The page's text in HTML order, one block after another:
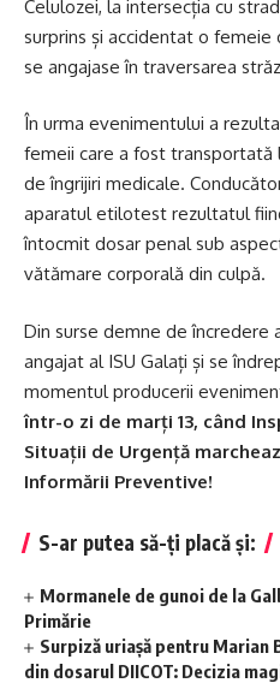
Celulozei, la intersecția cu
surprins și accidentat o femeie
se angajase în traversarea
În urma evenimentului a
femeii care a fost transportată
de îngrijiri medicale.
aparatul etilotest rezultatul
întocmit dosar penal sub
vătămare corporală din culpă.
Din surse demne de
angajat al ISU Galați și se
momentul producerii
într-o zi de marți 13, când
Situații de Urgență
Informării Preventive!
S-ar putea să-ți placă și:
Mormanele de gunoi de la
Primărie
Surpiză uriașă pentru Marian
din dosarul DIICOT: Decizia